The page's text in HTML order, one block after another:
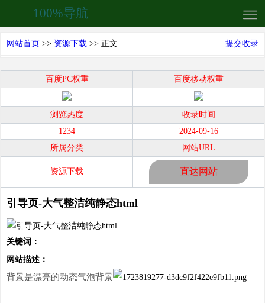
100%导航
网站首页 >> 资源下载 >> 正文 提交收录
百度PC权重 百度移动权重
浏览热度
收录时间
1234
2024-09-16
所属分类
网站URL
资源下载 直达网站
引导页-大气整洁纯静态html
关键词：
网站描述：
背景是漂亮的动态气泡背景